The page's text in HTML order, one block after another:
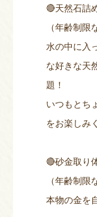
🔴天然石詰
（年齢制限
水の中に入
な好きな天
題！
いつもとち
をお楽しみ
🔴砂金取り
（年齢制限
本物の金を